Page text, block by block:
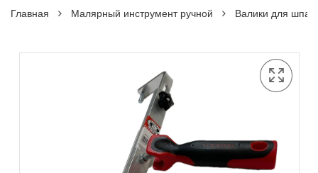
Главная Малярный инструмент ручной Валики для